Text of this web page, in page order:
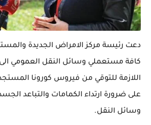
دعت رئيسة مركز الامراض الجديدة
كافة مستعملي وسائل النقل العمومي الى
اللازمة للتوقي من فيروس كورونا
على ضرورة ارتداء الكمامات والتباعد
وسائل النقل.